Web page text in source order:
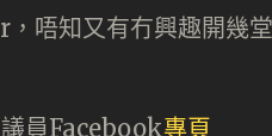
唔知又有冇興趣開幾堂
議員Facebook專頁